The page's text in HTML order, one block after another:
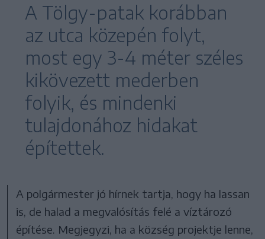
A Tölgy-patak korábban
az utca közepén folyt,
most egy 3-4 méter széles
kikövezett mederben
folyik, és mindenki
tulajdonához hidakat
építettek.
A polgármester jó hírnek tartja, hogy ha lassan
is, de halad a megvalósítás felé a víztározó
építése. Megjegyzi, ha a község projektje lenne,